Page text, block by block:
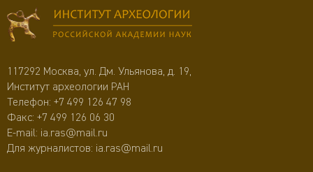
117292 Москва, ул. Дм. Ульянова, д. 19,
Институт археологии РАН
Телефон: +7 499 126 47 98
Факс: +7 499 126 06 30
E-mail: ia.ras@mail.ru
Для журналистов: ia.ras@mail.ru